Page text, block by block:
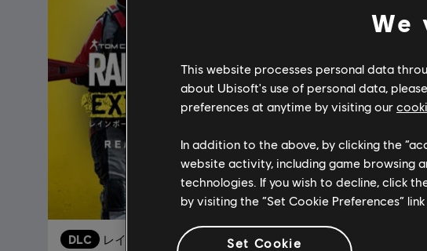
DLC レインボーシックス エクストラクション
We
This website processes personal data
about Ubisoft's use of personal data,
preferences at anytime by visiting our
In addition to the above, by clicking the
website activity, including game browsing
technologies. If you wish to decline, click
by visiting the “Set Cookie Preferences”
Set Cookie